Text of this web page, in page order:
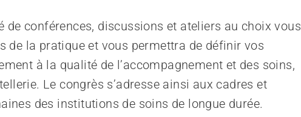
de conférences, discussions et ateliers au choix vous
de la pratique et vous permettra de définir vos
à la qualité de l’accompagnement et des soins,
Le congrès s’adresse ainsi aux cadres et
des institutions de soins de longue durée.